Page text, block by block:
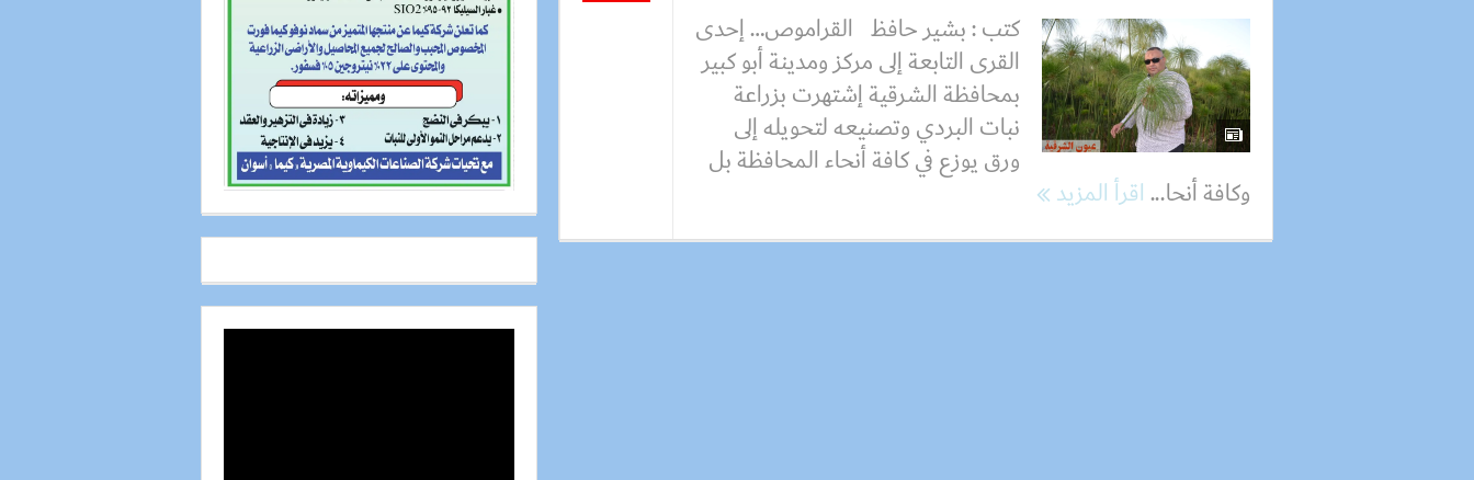
كتب : بشير حافظ القراموص… إحدى
القرى التابعة إلى مركز ومدينة أبو كبير
بمحافظة الشرقية إشتهرت بزراعة
نبات البردي وتصنيعه لتحويله إلى
ورق يوزع في كافة أنحاء المحافظة بل
وكافة أنحا...اقرأ المزيد